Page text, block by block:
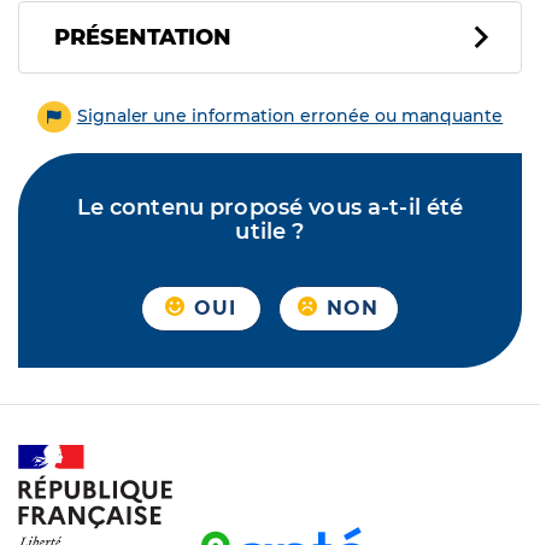
PRÉSENTATION
Signaler une information erronée ou manquante
Le contenu proposé vous a-t-il été
utile ?
OUI NON